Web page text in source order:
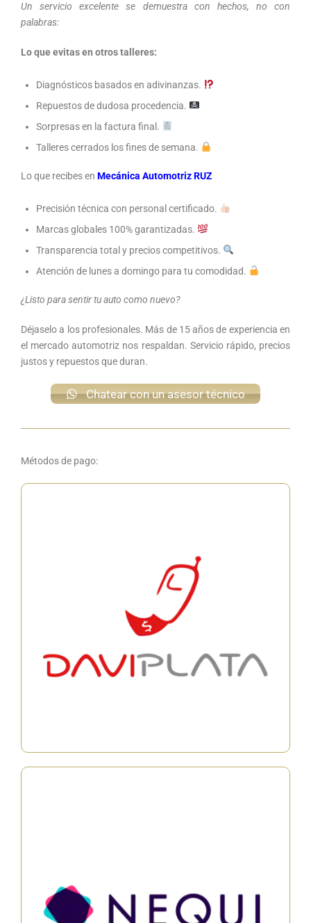
Un servicio excelente se demuestra con hechos, no con
palabras:
Lo que evitas en otros talleres:
Diagnósticos basados en adivinanzas.
Repuestos de dudosa procedencia.
Sorpresas en la factura final.
Talleres cerrados los fines de semana.
Lo que recibes en Mecánica Automotriz RUZ
Precisión técnica con personal certificado.
Marcas globales 100% garantizadas.
Transparencia total y precios competitivos.
Atención de lunes a domingo para tu comodidad.
¿Listo para sentir tu auto como nuevo?
Déjaselo a los profesionales. Más de 15 años de experiencia en
el mercado automotriz nos respaldan. Servicio rápido, precios
justos y repuestos que duran.
Chatear con un asesor técnico
Métodos de pago: